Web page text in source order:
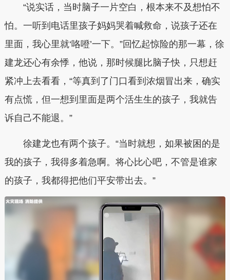
“说实话，当时脑子一片空白，根本来不及想怕不
怕。一听到电话里孩子妈妈哭着喊救命，说孩子还在
里面，我心里就‘咯噔’一下。”回忆起惊险的那一幕，徐
建龙还心有余悸，他说，那时候腿比脑子快，只想赶
紧冲上去看看，“等真到了门口看到浓烟冒出来，确实
有点慌，但一想到里面是两个活生生的孩子，我就告
诉自己不能退。”
徐建龙也有两个孩子。“当时就想，如果被困的是
我的孩子，我得多着急啊。将心比心吧，不管是谁家
的孩子，我都得把他们平安带出去。”